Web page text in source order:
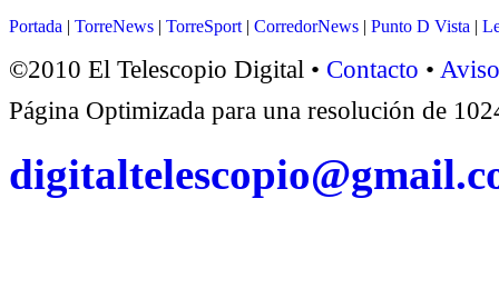
Portada | TorreNews | TorreSport | CorredorNews | Punto D Vista |
©2010 El Telescopio Digital • Contacto •
Página Optimizada para una resolución de